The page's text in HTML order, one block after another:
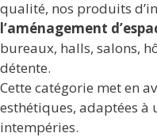
qualité, nos produits
l’aménagement
bureaux, halls, salons,
détente.
Cette catégorie met en
esthétiques, adaptées à
intempéries.